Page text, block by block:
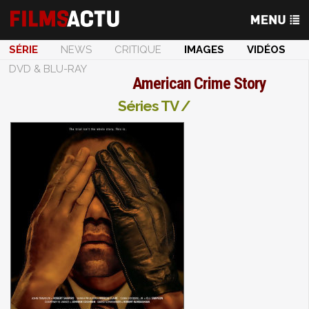
SÉRIE NEWS CRITIQUE IMAGES
VIDÉOS
DVD & BLU-RAY
American Crime Story
Séries TV /